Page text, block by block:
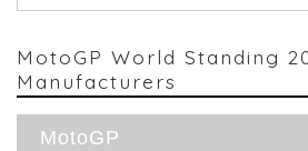
MotoGP World Standing
Manufacturers
MotoGP